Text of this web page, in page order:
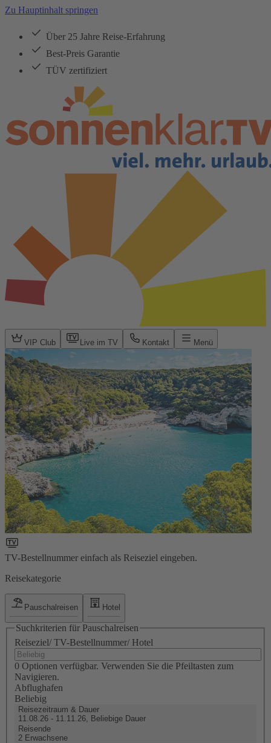
Zu Hauptinhalt springen
Über 25 Jahre Reise-Erfahrung
Best-Preis Garantie
TÜV zertifiziert
VIP Club Live im TV Kontakt Menü
TV-Bestellnummer einfach als Reiseziel eingeben.
Reisekategorie
Pauschalreisen Hotel
Suchkriterien für Pauschalreisen
Reiseziel/ TV-Bestellnummer/ Hotel
0 Optionen verfügbar. Verwenden Sie die Pfeiltasten zum
Navigieren.
Abflughafen
Beliebig
Reisezeitraum & Dauer
11.08.26 - 11.11.26, Beliebige Dauer
Reisende
2 Erwachsene